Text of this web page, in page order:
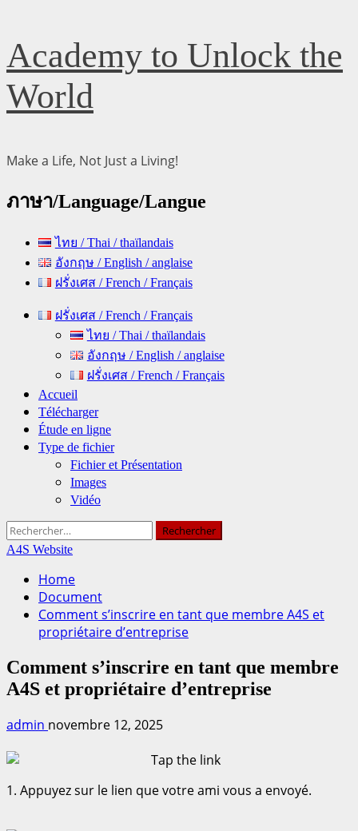
Skip
to
content
Academy to Unlock the
World
Make a Life, Not Just a Living!
ภาษา/Language/Langue
ไทย / Thai / thaïlandais
อังกฤษ / English / anglaise
ฝรั่งเศส / French / Français
Primary ฝรั่งเศส / French / Français
ไทย / Thai / thaïlandais
อังกฤษ / English / anglaise
ฝรั่งเศส / French / Français
Accueil
Télécharger
Étude en ligne
Type de fichier
Fichier et Présentation
Images
Vidéo
Rechercher :
A4S Website
Home
Document
Comment s’inscrire en tant que membre A4S et
propriétaire d’entreprise
Comment s’inscrire en tant que membre
A4S et propriétaire d’entreprise
admin novembre 12, 2025
1. Appuyez sur le lien que votre ami vous a envoyé.